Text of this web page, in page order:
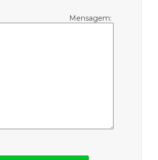
Mensagem: